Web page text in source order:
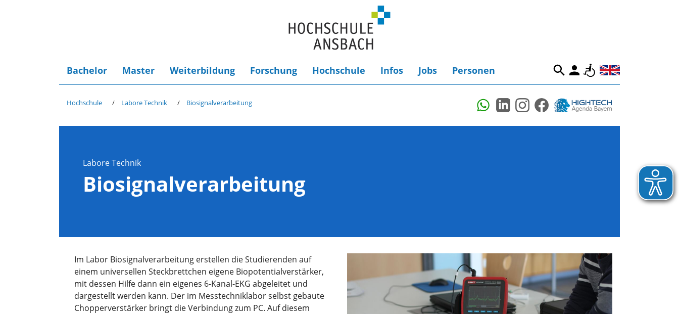
Bachelor Master Weiterbildung Forschung Hochschule Infos Jobs Personen
Hochschule Labore Technik Biosignalverarbeitung
Labore Technik
Biosignalverarbeitung
Im Labor Biosignalverarbeitung erstellen die Studierenden auf
einem universellen Steckbrettchen eigene Biopotentialverstärker,
mit dessen Hilfe dann ein eigenes 6-Kanal-EKG abgeleitet und
dargestellt werden kann. Der im Messtechniklabor selbst gebaute
Chopperverstärker bringt die Verbindung zum PC. Auf diesem